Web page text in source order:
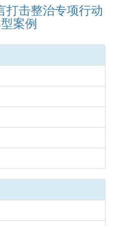
打击整治专项行动
案例